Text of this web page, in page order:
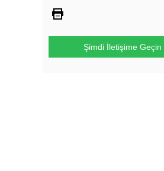
Şimdi İletişime Geçin